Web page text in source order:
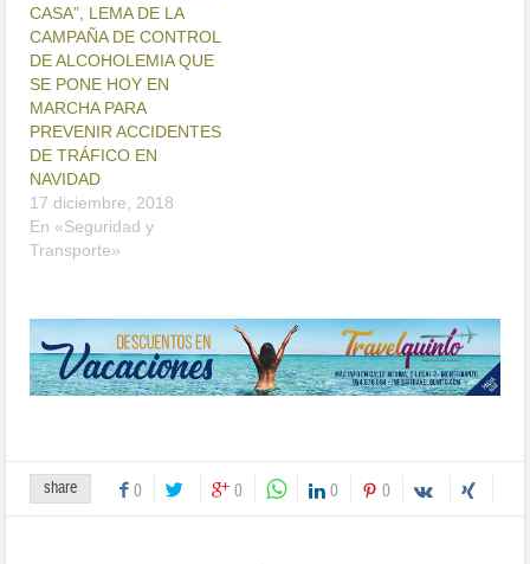
CASA”, LEMA DE LA
CAMPAÑA DE CONTROL
DE ALCOHOLEMIA QUE
SE PONE HOY EN
MARCHA PARA
PREVENIR ACCIDENTES
DE TRÁFICO EN
NAVIDAD
17 diciembre, 2018
En «Seguridad y
Transporte»
share 0 0 0 0